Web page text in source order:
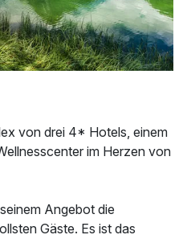
von drei 4* Hotels, einem
im Herzen von
Angebot die
Gäste. Es ist das